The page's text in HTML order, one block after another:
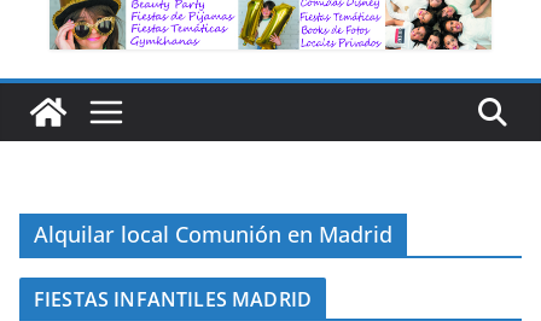
Alquilar local Comunión en Madrid
FIESTAS INFANTILES MADRID